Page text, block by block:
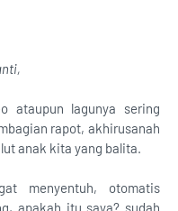
ataupun lagunya sering
rapot, akhirusanah
anak kita yang balita.
menyentuh, otomatis
apakah itu saya? sudah